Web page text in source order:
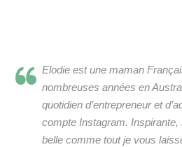
Elodie est une maman
nombreuses années en
quotidien d’entrepreneur et
compte Instagram. Inspirante,
belle comme tout je vous